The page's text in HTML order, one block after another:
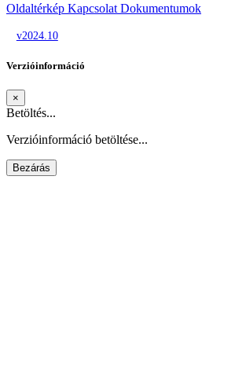
Oldaltérkép Kapcsolat Dokumentumok
v2024.10
Verzióinformáció
×
Betöltés...
Verzióinformáció betöltése...
Bezárás